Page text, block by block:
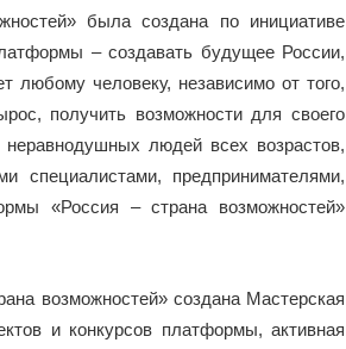
была создана по инициативе
– создавать будущее России,
любому человеку, независимо от того,
получить возможности для своего
людей всех возрастов,
специалистами, предпринимателями,
«Россия – страна возможностей»
возможностей» создана Мастерская
и конкурсов платформы, активная